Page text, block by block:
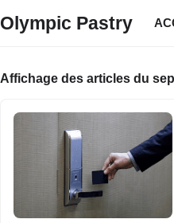
Olympic Pastry
Affichage des articles du